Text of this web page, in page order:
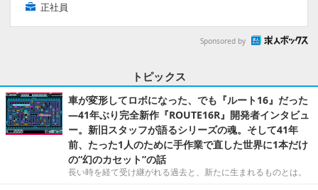
正社員
Sponsored by
トピックス
車が変形してロボになった、でも『ルート16』だった
―41年ぶり完全新作『ROUTE16R』開発者インタビュ
ー。新旧スタッフが語るシリーズの魂。そして41年
前、たった1人のために手作業で直した世界に1本だけ
の“幻のカセット”の話
長い時を経て受け継がれる過去と、新たに生まれるものとは。